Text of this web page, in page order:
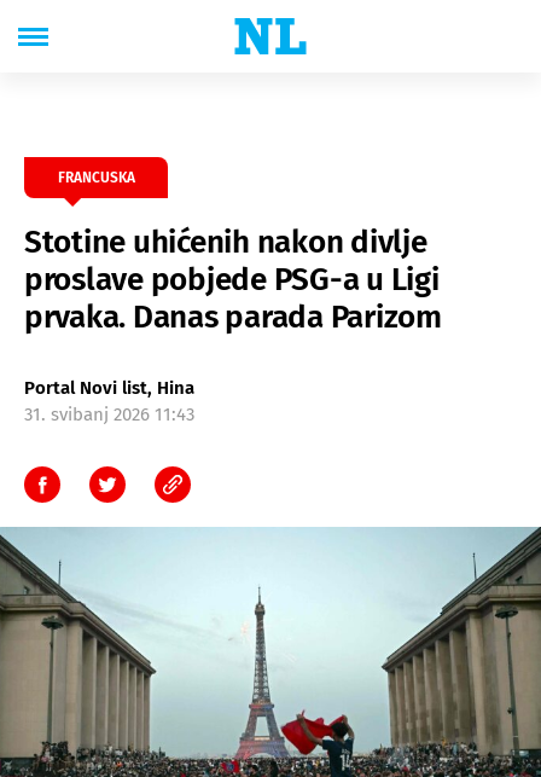
FRANCUSKA
Stotine uhićenih nakon divlje
proslave pobjede PSG-a u Ligi
prvaka. Danas parada Parizom
Portal Novi list, Hina
31. svibanj 2026 11:43